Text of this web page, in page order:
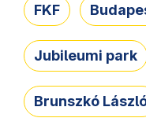
FKF
Jubileumi park
Brunszkó